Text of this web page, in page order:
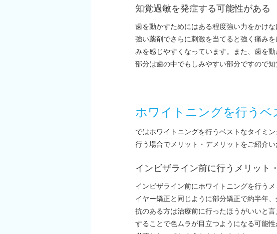
知覚過敏を発症する可能性がある
歯を動かすためにはある程度強い力をかけ
強い薬剤でさらに刺激を当てると強く痛み
みを感じやすくなっています。また、歯を
部分は歯の中でもしみやすい部分ですので
ホワイトニングを行う
ではホワイトニングを行うベストなタイミ
行う場合でメリット・デメリットをご紹介い
インビザライン前に行うメリット
インビザライン前にホワイトニングを行う
イヤー矯正と同じように部分矯正で約半年
抗のある方は治療前に行ったほうがいいと
することで色ムラが目立つようになる可能